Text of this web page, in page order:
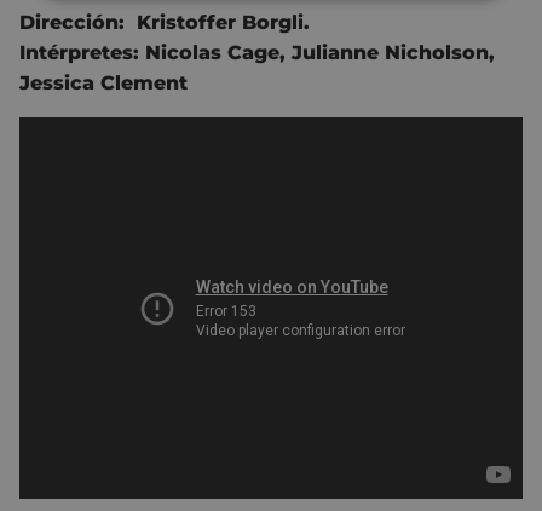
Dirección: Kristoffer Borgli.
Intérpretes: Nicolas Cage, Julianne Nicholson,
Jessica Clement